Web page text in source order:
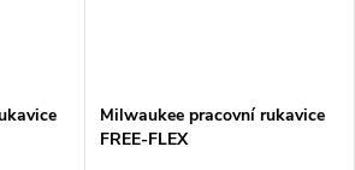
Milwaukee pracovní rukavice
FREE-FLEX